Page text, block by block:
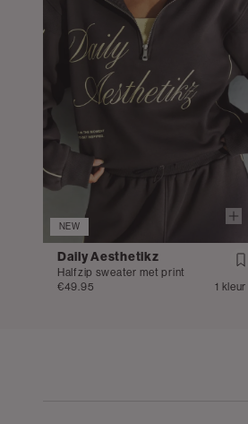
NEW
Daily Aesthetikz
Halfzip sweater met print
€49.95
1 kleur